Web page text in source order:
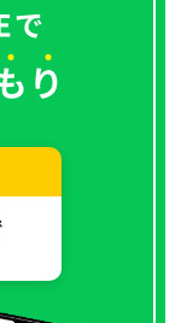
で
り